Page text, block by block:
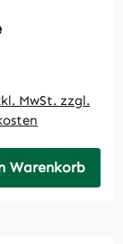
Preis:
MwSt. zzgl.
Warenkorb